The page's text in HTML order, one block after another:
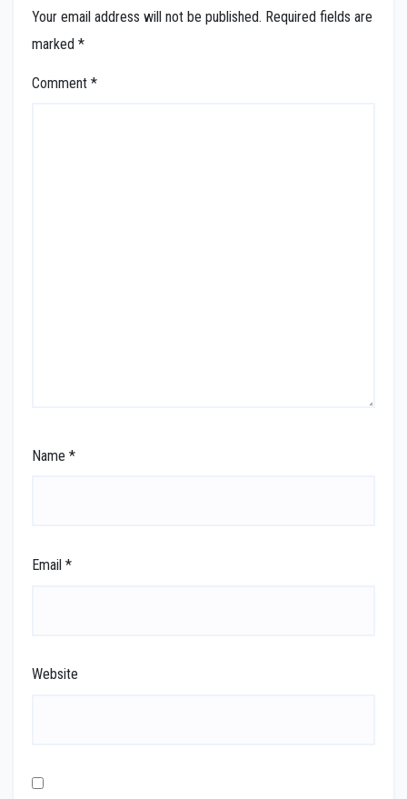
Your email address will not be published. Required fields are
marked *
Comment *
Name *
Email *
Website